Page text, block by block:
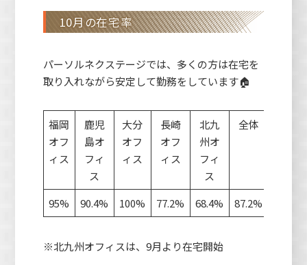
10月の在宅率
パーソルネクステージでは、多くの方は在宅を
取り入れながら安定して勤務をしています🏠
福岡
オフ
ィス
鹿児
島オ
フィ
ス
大分
オフ
ィス
長崎
オフ
ィス
北九
州オ
フィ
ス
全体
95% 90.4% 100% 77.2% 68.4% 87.2%
※北九州オフィスは、9月より在宅開始